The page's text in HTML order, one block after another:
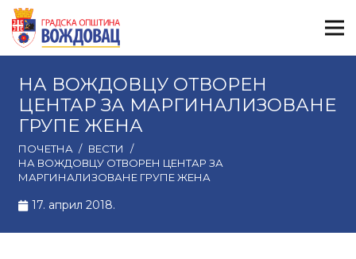
НА ВОЖДОВЦУ ОТВОРЕН
ЦЕНТАР ЗА МАРГИНАЛИЗОВАНЕ
ГРУПЕ ЖЕНА
ПОЧЕТНА / ВЕСТИ
/
НА ВОЖДОВЦУ ОТВОРЕН ЦЕНТАР ЗА
МАРГИНАЛИЗОВАНЕ ГРУПЕ ЖЕНА
17. април 2018.